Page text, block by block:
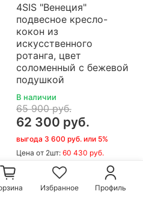
4SIS "Венеция"
подвесное кресло-
кокон из
искусственного
ротанга, цвет
соломенный с бежевой
подушкой
В наличии
65 900 руб.
62 300 руб.
выгода 3 600 руб. или 5%
Цена от 2шт: 60 430 руб.
В корзину
Избранное Профиль